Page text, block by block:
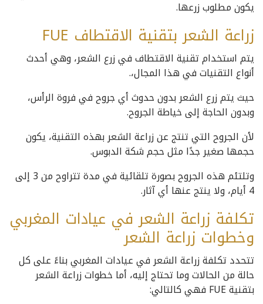
يكون مطلوب زرعها.
زراعة الشعر بتقنية الاقتطاف FUE
يتم استخدام تقنية الاقتطاف في زرع الشعر، وهي أحدث
أنواع التقنيات في هذا المجال،.
حيث يتم زرع الشعر بدون حدوث أي جروح في فروة الرأس،
وبدون الحاجة إلى خياطة الجروح.
لأن الجروح التي تنتج عن زراعة الشعر بهذه التقنية، يكون
حجمها صغير جدًا مثل حجم شكة الدبوس.
وتلتئم هذه الجروح بصورة تلقائية في مدة تتراوح من 3 إلى
4 أيام، ولا ينتج عنها أي آثار.
تكلفة زراعة الشعر في عيادات المغربي
وخطوات زراعة الشعر
تتحدد تكلفة زراعة الشعر في عيادات المغربي بناءً على كل
حالة من الحالات وما تحتاج إليه، أما خطوات زراعة الشعر
بتقنية FUE فهي كالتالي: